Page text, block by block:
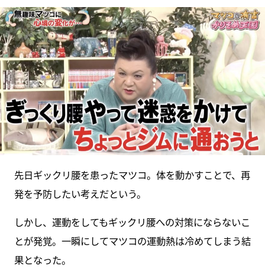
先日ギックリ腰を患ったマツコ。体を動かすことで、再
発を予防したい考えだという。
しかし、運動をしてもギックリ腰への対策にならないこ
とが発覚。一瞬にしてマツコの運動熱は冷めてしまう結
果となった。